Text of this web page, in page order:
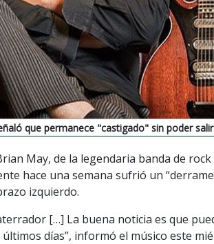
que permanece "castigado" sin poder
May, de la legendaria banda de
hace una semana sufrió un
izquierdo.
[…] La buena noticia es que
días”, informó el músico este